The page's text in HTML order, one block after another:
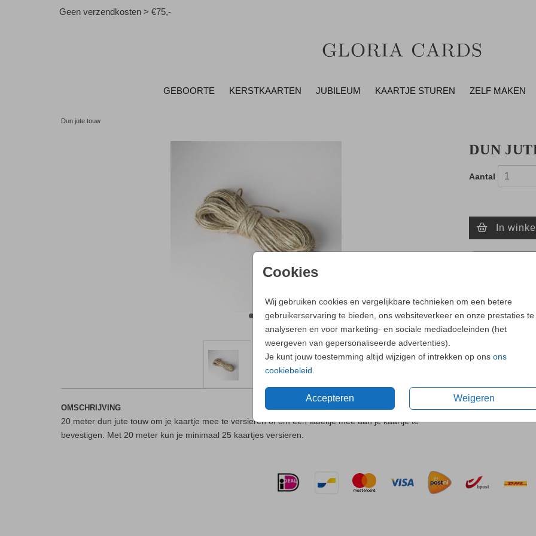
Geen verzendkosten > €75,-
GEBOORTE KERSTKAARTEN JUBILEUM KAARTJE STUREN ZELF MAKEN
Cookies
Wij gebruiken cookies en vergelijkbare technieken om een betere
gebruikerservaring te bieden, ons websiteverkeer en onze prestaties te
analyseren en voor marketing- en sociale mediadoeleinden (het
weergeven van gepersonaliseerde advertenties).
Je kunt jouw toestemming altijd wijzigen of intrekken op ons ons
cookiebeleid
Accepteren Weigeren
Dun jute touw
DUN
Aantal
In
- Zo maak je
OMSCHRIJVING
20 meter dun jute touw om je kaartje mee te versieren of om een labeltje mee aan je kaartje te
bevestigen. Met 20 meter kun je minimaal 25 kaartjes versieren.
Prijs:€